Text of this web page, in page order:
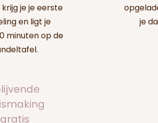
je je eerste
en ligt je
minuten op de
je